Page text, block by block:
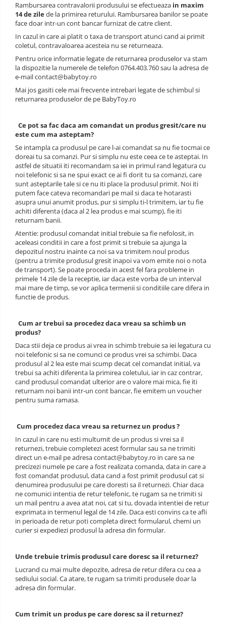
Rambursarea contravalorii produsului se efectueaza in maxim
14 de zilede la primirea returului. Rambursarea banilor se poate
face doar intr-un cont bancar furnizat de catre client.
In cazul in care ai platit o taxa de transport atunci cand ai primit
coletul, contravaloarea acesteia nu se returneaza.
Pentru orice informatie legate de returnarea produselor va stam
la dispozitie la numerele de telefon 0764.403.760 sau la adresa de
e-mail contact@babytoy.ro
Mai jos gasiti cele mai frecvente intrebari legate de schimbul si
returnarea produselor de pe BabyToy.ro
Ce pot sa fac daca am comandat un produs gresit/care nu
este cum ma asteptam?
Se intampla ca produsul pe care l-ai comandat sa nu fie tocmai ce
doreai tu sa comanzi. Pur si simplu nu este ceea ce te asteptai. In
astfel de situatii iti recomandam sa iei in primul rand legatura cu
noi telefonic si sa ne spui exact ce ai fi dorit tu sa comanzi, care
sunt asteptarile tale si ce nu iti place la produsul primit. Noi iti
putem face cateva recomandari pe mail si daca te hotarasti
asupra unui anumit produs, pur si simplu ti-l trimitem, iar tu fie
achiti diferenta (daca al 2 lea produs e mai scump), fie iti
returnam banii.
Atentie: produsul comandat initial trebuie sa fie nefolosit, in
aceleasi conditii in care a fost primit si trebuie sa ajunga la
depozitul nostru inainte ca noi sa va trimitem noul produs
(pentru a trimite produsul gresit inapoi va vom emite noi o nota
de transport). Se poate proceda in acest fel fara probleme in
primele 14 zile de la receptie, iar daca este vorba de un interval
mai mare de timp, se vor aplica termenii si conditiile care difera in
functie de produs.
Cum ar trebui sa procedez daca vreau sa schimb un
produs?
Daca stii deja ce produs ai vrea in schimb trebuie sa iei legatura cu
noi telefonic si sa ne comunci ce produs vrei sa schimbi. Daca
produsul al 2 lea este mai scump decat cel comandat initial, va
trebui sa achiti diferenta la primirea coletului, iar in caz contrar,
cand produsul comandat ulterior are o valore mai mica, fie iti
returnam noi banii intr-un cont bancar, fie emitem un voucher
pentru suma ramasa.
Cum procedez daca vreau sa returnez un produs ?
In cazul in care nu esti multumit de un produs si vrei sa il
returnezi, trebuie completezi acest formular sau sa ne trimiti
direct un e-mail pe adresa contact@babytoy.ro in care sa ne
precizezi numele pe care a fost realizata comanda, data in care a
fost comandat produsul, data cand a fost primit produsul cat si
denumirea produsului pe care doresti sa il returnezi. Chiar daca
ne comunici intentia de retur telefonic, te rugam sa ne trimiti si
un mail pentru a avea atat noi, cat si tu, dovada intentiei de retur
exprimata in termenul legal de 14 zile. Daca esti convins ca te afli
in perioada de retur poti completa direct formularul, chemi un
curier si expediezi produsul la adresa din formular.
Unde trebuie trimis produsul care doresc sa il returnez?
Lucrand cu mai multe depozite, adresa de retur difera cu cea a
sediului social. Ca atare, te rugam sa trimiti produsele doar la
adresa din formular.
Cum trimit un produs pe care doresc sa il returnez?